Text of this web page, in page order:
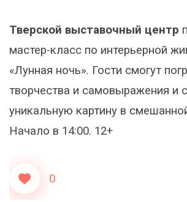
Тверской выставочный центр
мастер-класс по интерьерной
«Лунная ночь». Гости смогут
творчества и самовыражения и
уникальную картину в
Начало в 14:00. 12+
0